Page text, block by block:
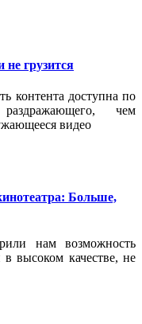
не грузится
контента доступна по
чем
видео
Больше,
нам возможность
высоком качестве, не